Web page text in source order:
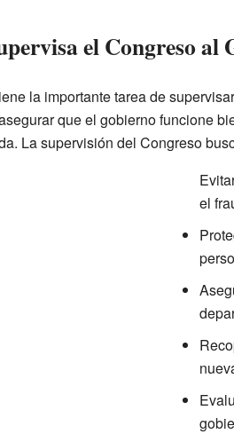
el Congreso al
la importante tarea de
que el gobierno funcione
La supervisión del Congreso
el